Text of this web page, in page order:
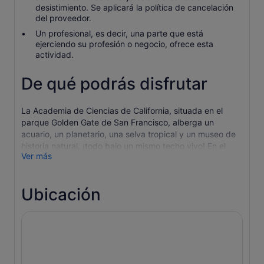
desistimiento. Se aplicará la política de cancelación
del proveedor.
Un profesional, es decir, una parte que está
ejerciendo su profesión o negocio, ofrece esta
actividad.
De qué podrás disfrutar
La Academia de Ciencias de California, situada en el
parque Golden Gate de San Francisco, alberga un
acuario, un planetario, una selva tropical y un museo de
historia natural, ¡todo bajo un mismo techo vivo! En el
interior de uno de los museos más ecológicos del mundo,
con nuevas exposiciones que se añaden cada año.
Ver más
Ubicación